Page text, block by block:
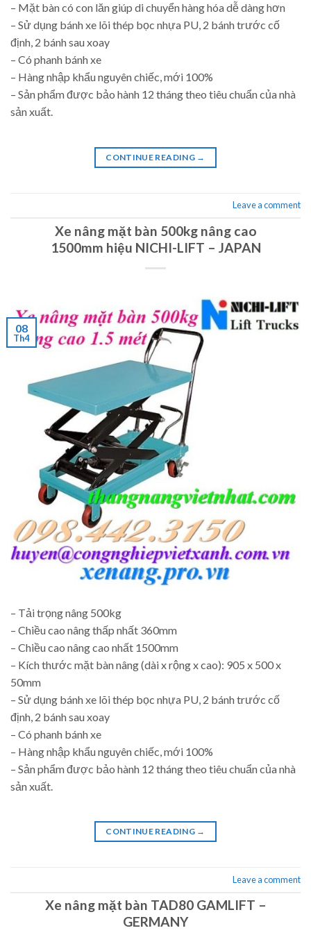
– Mặt bàn có con lăn giúp di chuyển hàng hóa dễ dàng hơn
– Sử dụng bánh xe lõi thép bọc nhựa PU, 2 bánh trước cố
định, 2 bánh sau xoay
– Có phanh bánh xe
– Hàng nhập khẩu nguyên chiếc, mới 100%
– Sản phẩm được bảo hành 12 tháng theo tiêu chuẩn của nhà
sản xuất.
CONTINUE READING →
Leave a comment
Xe nâng mặt bàn 500kg nâng cao
1500mm hiệu NICHI-LIFT – JAPAN
08
Th4
– Tải trọng nâng 500kg
– Chiều cao nâng thấp nhất 360mm
– Chiều cao nâng cao nhất 1500mm
– Kích thước mặt bàn nâng (dài x rộng x cao): 905 x 500 x
50mm
– Sử dụng bánh xe lõi thép bọc nhựa PU, 2 bánh trước cố
định, 2 bánh sau xoay
– Có phanh bánh xe
– Hàng nhập khẩu nguyên chiếc, mới 100%
– Sản phẩm được bảo hành 12 tháng theo tiêu chuẩn của nhà
sản xuất.
CONTINUE READING →
Leave a comment
Xe nâng mặt bàn TAD80 GAMLIFT –
GERMANY